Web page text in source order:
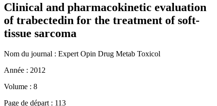
Clinical and pharmacokinetic evaluation
of trabectedin for the treatment of soft-
tissue sarcoma
Nom du journal : Expert Opin Drug Metab Toxicol
Année : 2012
Volume : 8
Page de départ : 113